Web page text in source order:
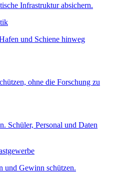
Infrastruktur absichern.
und Schiene hinweg
ohne die Forschung zu
Schüler, Personal und Daten
und Gewinn schützen.